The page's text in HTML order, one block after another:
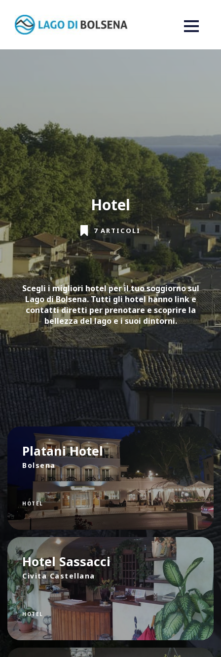
Hotel
7 ARTICOLI
Scegli i migliori hotel per il tuo soggiorno sul
Lago di Bolsena. Tutti gli hotel hanno link e
contatti diretti per prenotare e scoprire la
bellezza del lago e i suoi dintorni.
Platani Hotel
Bolsena
HOTEL
Hotel Sassacci
Civita Castellana
HOTEL